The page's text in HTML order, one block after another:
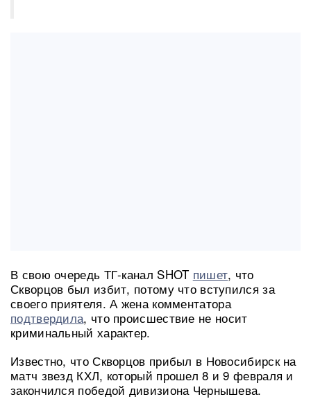
В свою очередь ТГ-канал SHOT пишет, что
Скворцов был избит, потому что вступился за
своего приятеля. А жена комментатора
подтвердила, что происшествие не носит
криминальный характер.
Известно, что Скворцов прибыл в Новосибирск на
матч звезд КХЛ, который прошел 8 и 9 февраля и
закончился победой дивизиона Чернышева.